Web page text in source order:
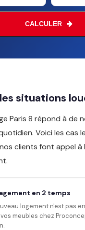
CALCULER
situations
Paris 8 répond à de
Voici les cas
clients font appel
en 2 temps
logement n'est pas
meubles chez